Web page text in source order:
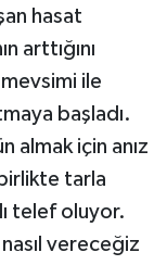
hasat
arttığını
ile
başladı.
almak için anız
tarla
telef oluyor.
nasıl vereceğiz